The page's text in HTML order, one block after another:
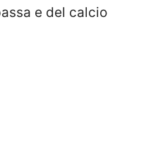
e del calcio